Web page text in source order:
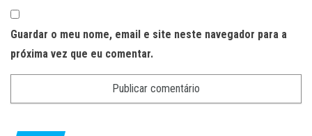
Guardar o meu nome, email e site neste navegador para a
próxima vez que eu comentar.